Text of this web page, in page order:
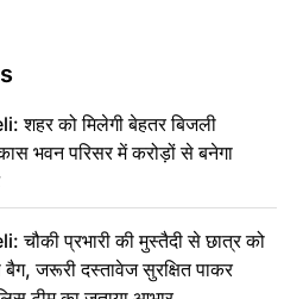
शहर को मिलेगी बेहतर बिजली
भवन परिसर में करोड़ों से बनेगा
चौकी प्रभारी की मुस्तैदी से छात्र को
बैग, जरूरी दस्तावेज सुरक्षित पाकर